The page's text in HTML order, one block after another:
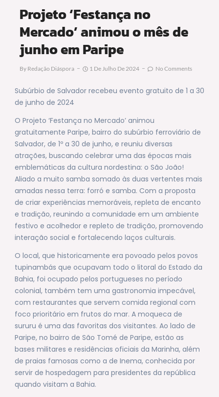
Projeto ‘Festança no
Mercado’ animou o mês de
junho em Paripe
By Redação Diáspora 1 De Julho De 2024 No Comments
Subúrbio de Salvador recebeu evento gratuito de 1 a 30
de junho de 2024
O Projeto ‘Festança no Mercado’ animou
gratuitamente Paripe, bairro do subúrbio ferroviário de
Salvador, de 1º a 30 de junho, e reuniu diversas
atrações, buscando celebrar uma das épocas mais
emblemáticas da cultura nordestina: o São João!
Aliado a muito samba somado às duas vertentes mais
amadas nessa terra: forró e samba. Com a proposta
de criar experiências memoráveis, repleta de encanto
e tradição, reunindo a comunidade em um ambiente
festivo e acolhedor e repleto de tradição, promovendo
interação social e fortalecendo laços culturais.
O local, que historicamente era povoado pelos povos
tupinambás que ocupavam todo o litoral do Estado da
Bahia, foi ocupado pelos portugueses no período
colonial, também tem uma gastronomia impecável,
com restaurantes que servem comida regional com
foco prioritário em frutos do mar. A moqueca de
sururu é uma das favoritas dos visitantes. Ao lado de
Paripe, no bairro de São Tomé de Paripe, estão as
bases militares e residências oficiais da Marinha, além
de praias famosas como a de Inema, conhecida por
servir de hospedagem para presidentes da república
quando visitam a Bahia.